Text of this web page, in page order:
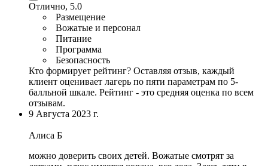
Отлично, 5.0
Размещение
Вожатые и персонал
Питание
Программа
Безопасность
Кто формирует рейтинг? Оставляя отзыв, каждый
клиент оценивает лагерь по пяти параметрам по 5-
балльной шкале. Рейтинг - это средняя оценка по всем
отзывам.
9 Августа 2023 г.
Алиса Б
можно доверить своих детей. Вожатые смoтрят за